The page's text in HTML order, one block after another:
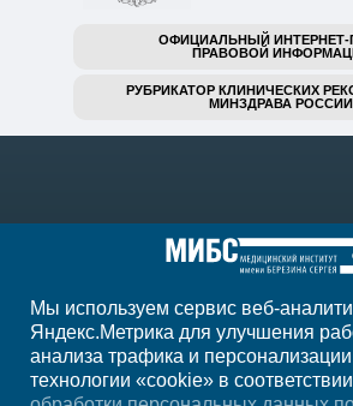
ОФИЦИАЛЬНЫЙ ИНТЕРНЕТ-
ПРАВОВОЙ
РУБРИКАТОР КЛИНИЧЕСКИХ
МИНЗДРАВА РОССИИ
8 (499) 785-
ежедневно с 07:00 до
Мы используем сервис веб-
Яндекс.Метрика для улучшения
анализа трафика и
технологии «cookie» в